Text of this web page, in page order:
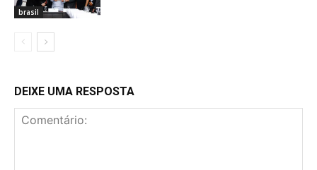
brasil
DEIXE UMA RESPOSTA